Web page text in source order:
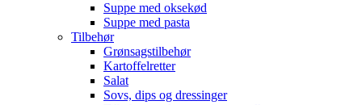
Suppe med oksekød
Suppe med pasta
Tilbehør
Grønsagstilbehør
Kartoffelretter
Salat
Sovs, dips og dressinger